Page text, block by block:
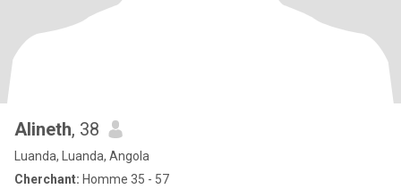
Alineth, 38
Luanda, Luanda, Angola
Cherchant: Homme 35 - 57